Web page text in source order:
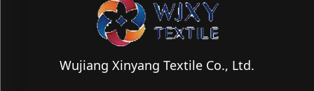
Wujiang Xinyang Textile Co., Ltd.